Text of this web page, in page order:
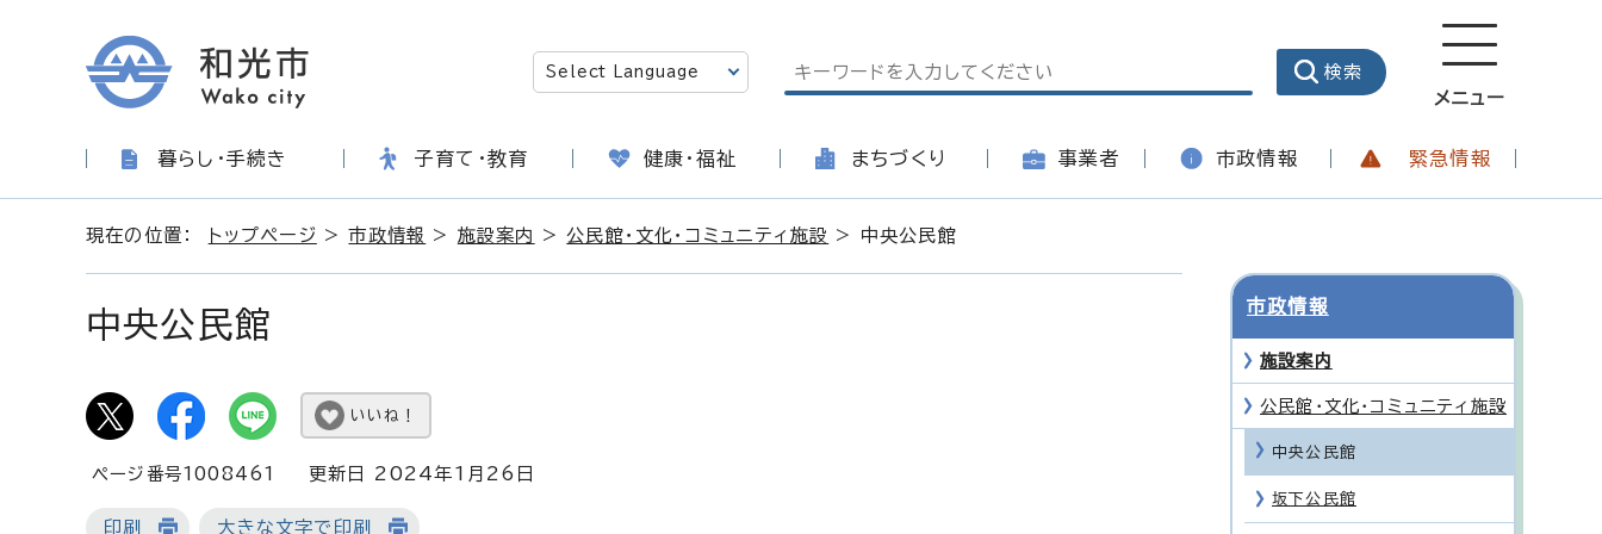
メニュー
暮らし・手続き 子育て・教育 健康・福祉 まちづくり 事業者 市政情報 緊急情報
現在の位置： トップページ >市政情報 > 施設案内 >公民館・文化・コミュニティ施設 > 中央公民館
中央公民館
いいね！
ページ番号1008461 更新日 2024年1月26日
印刷 大きな文字で印刷
市政情報
施設案内
公民館・文化・コミュニティ施設
中央公民館
坂下公民館